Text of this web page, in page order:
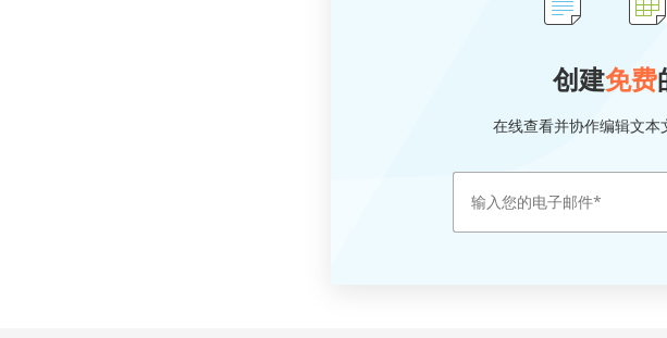
创建免费
在线查看并协作编辑文本